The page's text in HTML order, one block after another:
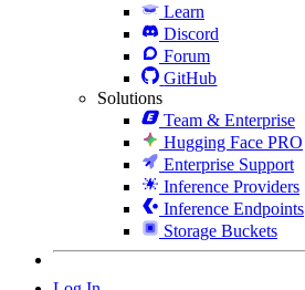
Learn
Discord
Forum
GitHub
Solutions
Team & Enterprise
Hugging Face PRO
Enterprise Support
Inference Providers
Inference Endpoints
Storage Buckets